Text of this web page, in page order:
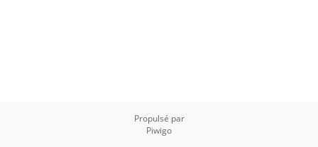
Propulsé par
Piwigo